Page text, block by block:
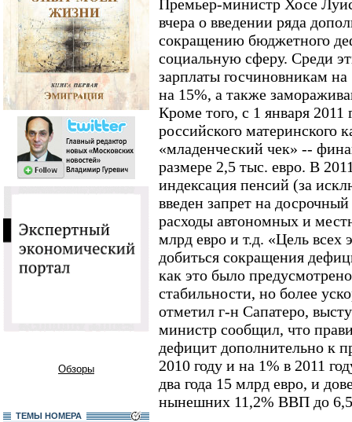
Обзоры
ТЕМЫ НОМЕРА
Премьер-министр Хосе
вчера о введении ряда
сокращению бюджетного
социальную сферу. Среди
зарплаты госчиновникам
на 15%, а также
Кроме того, с 1 января 2011
российского материнского
«младенческий чек» --
размере 2,5 тыс. евро. В
индексация пенсий (за
введен запрет на
расходы автономных и
млрд евро и т.д. «Цель
добиться сокращения
как это было
стабильности, но более
отметил г-н Сапатеро,
министр сообщил, что
дефицит дополнительно к
2010 году и на 1% в 2011
два года 15 млрд евро, и
нынешних 11,2% ВВП до